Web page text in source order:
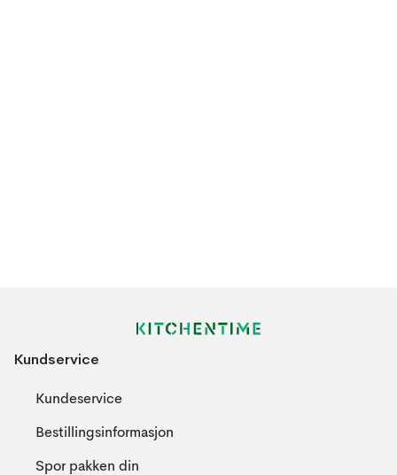
Kundservice
Kundeservice
Bestillingsinformasjon
Spor pakken din